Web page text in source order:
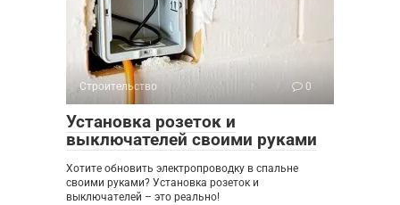
Строительство 0
Установка розеток и
выключателей своими руками
Хотите обновить электропроводку в спальне
своими руками? Установка розеток и
выключателей – это реально!